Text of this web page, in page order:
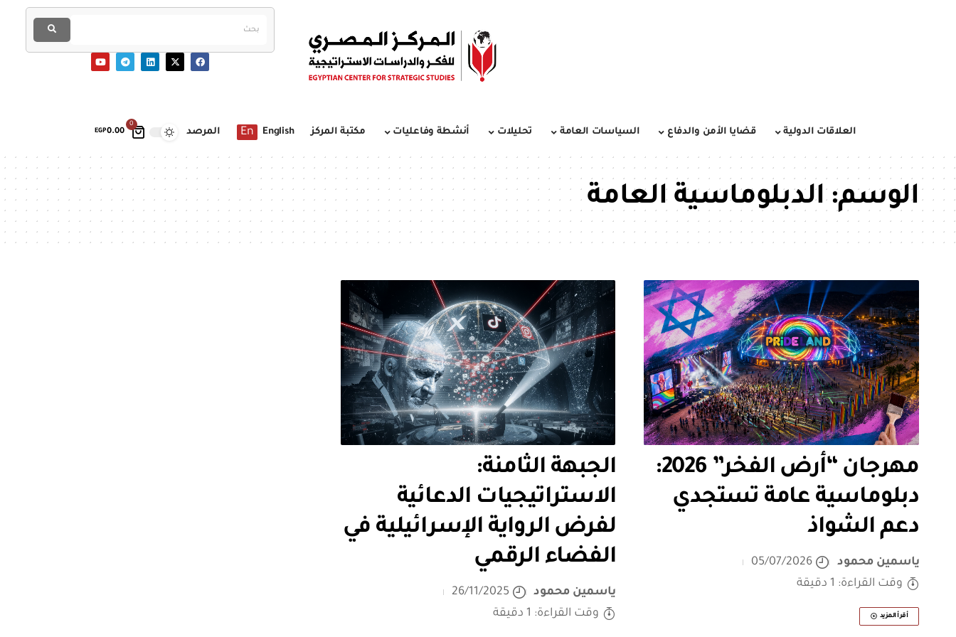
0
EGP0.00 العلاقات الدولية قضايا الأمن والدفاع السياسات العامة تحليلات أنشطة وفاعليات مكتبة المركز English
En المرصد
الوسم:الدبلوماسية العامة
مهرجان “أرض الفخر” 2026:
دبلوماسية عامة تستجدي
دعم الشواذ
ياسمين محمود
05/07/2026
وقت القراءة: 1 دقيقة
أقرأ المزيد
الجبهة الثامنة:
الاستراتيجيات الدعائية
لفرض الرواية الإسرائيلية في
الفضاء الرقمي
ياسمين محمود
26/11/2025
وقت القراءة: 1 دقيقة